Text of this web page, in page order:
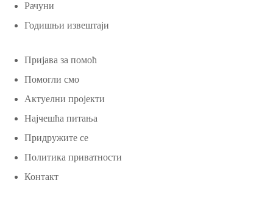
Рачуни
Годишњи извештаји
Пријава за помоћ
Помогли смо
Актуелни пројекти
Најчешћа питања
Придружите се
Политика приватности
Контакт